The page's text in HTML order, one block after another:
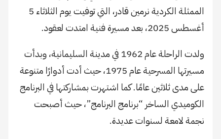
الممثلة الكردية نرمين قادر، التي توفيت يوم الثلاثاء 5
أغسطس 2025، بعد مسيرة فنية امتدت لعقود.
ولدت الراحلة عام 1962 في مدينة السليمانية، وبدأت
مسيرتها المسرحية عام 1975، حيث أدت أدوارًا متنوعة
على مدى ثلاثين عامًا. كما اشتهرت بمشاركتها في البرنامج
الكوميدي الساخر “برنامج البرنامج”، حيث أصبحت
نجمة لامعة لسنوات عديدة.